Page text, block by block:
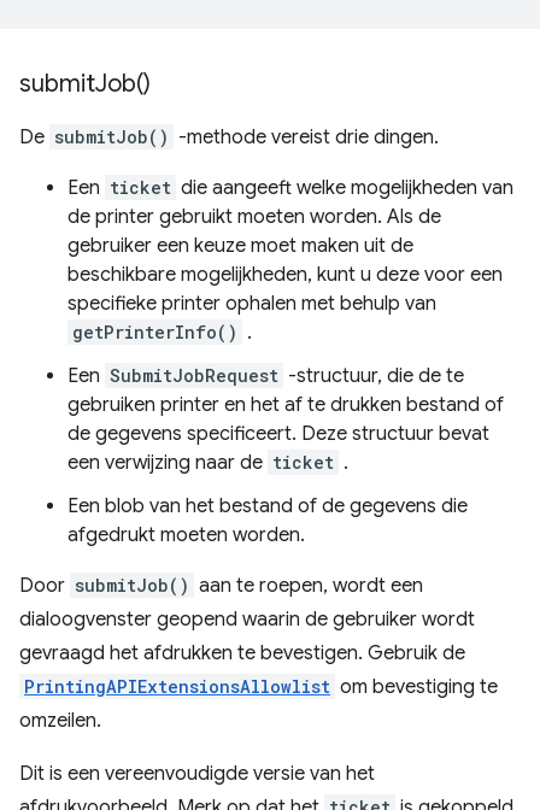
submitJob()
De submitJob() -methode vereist drie dingen.
Een ticket die aangeeft welke mogelijkheden van
de printer gebruikt moeten worden. Als de
gebruiker een keuze moet maken uit de
beschikbare mogelijkheden, kunt u deze voor een
specifieke printer ophalen met behulp van
getPrinterInfo() .
Een SubmitJobRequest -structuur, die de te
gebruiken printer en het af te drukken bestand of
de gegevens specificeert. Deze structuur bevat
een verwijzing naar de ticket .
Een blob van het bestand of de gegevens die
afgedrukt moeten worden.
Door submitJob() aan te roepen, wordt een
dialoogvenster geopend waarin de gebruiker wordt
gevraagd het afdrukken te bevestigen. Gebruik de
PrintingAPIExtensionsAllowlist om bevestiging te
omzeilen.
Dit is een vereenvoudigde versie van het